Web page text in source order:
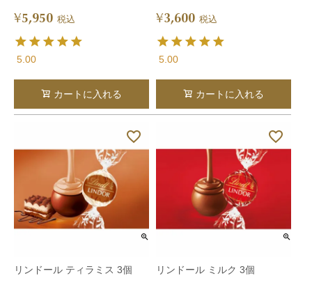
¥5,950 税込
5.00
カートに入れる
¥3,600 税込
5.00
カートに入れる
リンドール ティラミス 3個 リンドール ミルク 3個